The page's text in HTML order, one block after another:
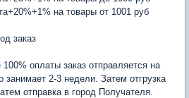
на товары от 1001 руб
заказ
оплаты заказ отправляется на
занимает 2-3 недели. Затем отгрузка
отправка в город Получателя.